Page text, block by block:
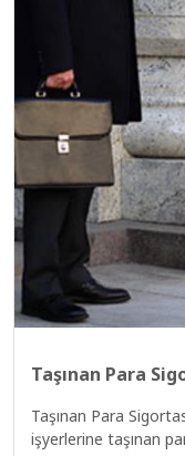
Taşınan Para
Taşınan Para
işyerlerine taşınan